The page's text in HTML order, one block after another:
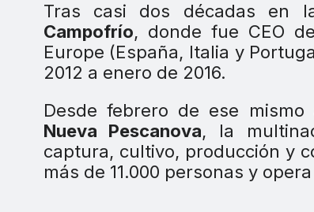
Tras casi dos décadas en
Campofrío, donde fue CEO
Europe (España, Italia y
2012 a enero de 2016.
Desde febrero de ese mismo
Nueva Pescanova, la
captura, cultivo, producción y
más de 11.000 personas y